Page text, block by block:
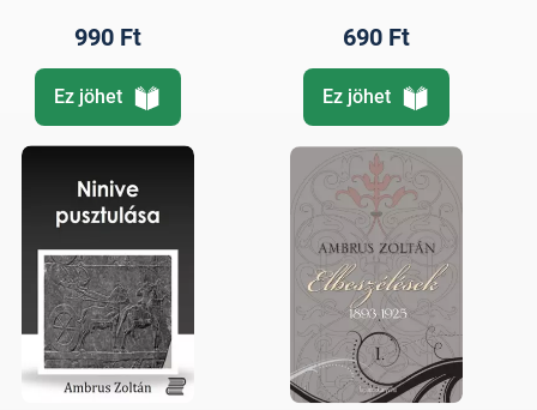
990 Ft
Ez jöhet
690 Ft
Ez jöhet